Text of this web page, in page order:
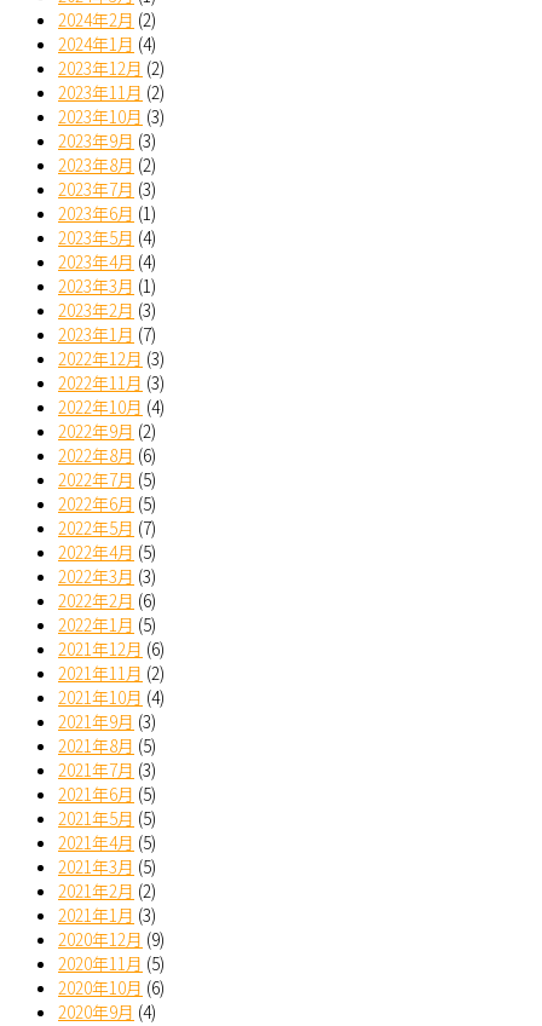
2024年2月 (2)
2024年1月 (4)
2023年12月 (2)
2023年11月 (2)
2023年10月 (3)
2023年9月 (3)
2023年8月 (2)
2023年7月 (3)
2023年6月 (1)
2023年5月 (4)
2023年4月 (4)
2023年3月 (1)
2023年2月 (3)
2023年1月 (7)
2022年12月 (3)
2022年11月 (3)
2022年10月 (4)
2022年9月 (2)
2022年8月 (6)
2022年7月 (5)
2022年6月 (5)
2022年5月 (7)
2022年4月 (5)
2022年3月 (3)
2022年2月 (6)
2022年1月 (5)
2021年12月 (6)
2021年11月 (2)
2021年10月 (4)
2021年9月 (3)
2021年8月 (5)
2021年7月 (3)
2021年6月 (5)
2021年5月 (5)
2021年4月 (5)
2021年3月 (5)
2021年2月 (2)
2021年1月 (3)
2020年12月 (9)
2020年11月 (5)
2020年10月 (6)
2020年9月 (4)